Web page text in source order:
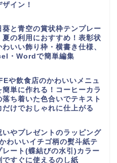
ザイン！
葵と青空の賞状枠テンプレー
夏の利用におすすめ！表彰状
わいい飾り枠・横書き仕様、
・Wordで簡単編集
や飲食店のかわいいメニュ
簡単に作れる！コーヒーカラ
落ち着いた色合いでテキスト
だけでおしゃれに仕上がる
いやプレゼントのラッピング
わいいイチゴ柄の熨斗紙テ
レート(蝶結びの水引)カラー
ですぐに使えるのし紙